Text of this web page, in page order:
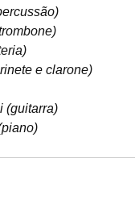
e clarone)
(guitarra)